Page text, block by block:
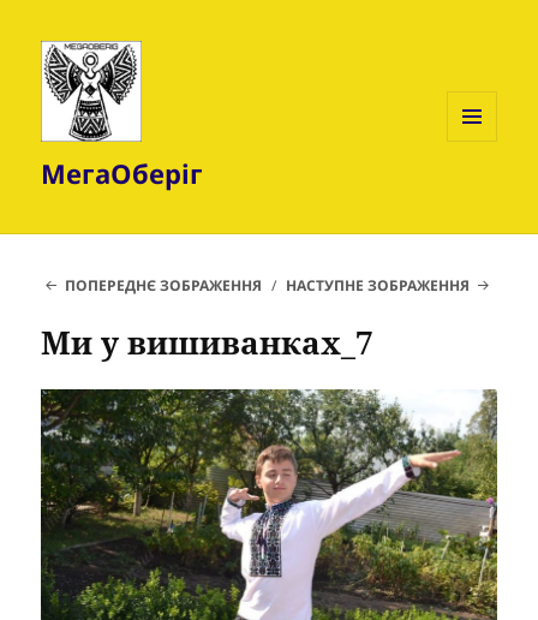
МегаОберіг
ПОПЕРЕДНЄ ЗОБРАЖЕННЯ НАСТУПНЕ ЗОБРАЖЕННЯ
Ми у вишиванкаx_7